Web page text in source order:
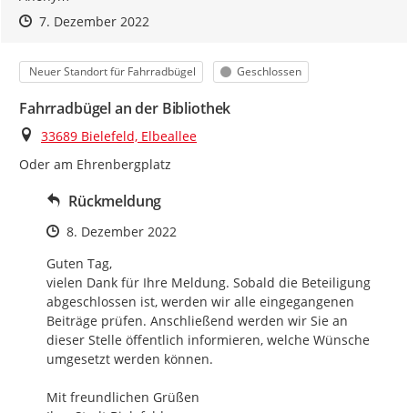
Zeitpunkt des Erstellens
Zeitpunkt des Erstellens
7. Dezember 2022Zur Äußerung
Kategorie
Neuer Standort für Fahrradbügel Status
Geschlossen
Fahrradbügel an der Bibliothek
Ort
33689 Bielefeld, Elbeallee
Oder am Ehrenbergplatz
Rückmeldung
Zeitpunkt des Erstellens
8. Dezember 2022
Guten Tag,
vielen Dank für Ihre Meldung. Sobald die Beteiligung
abgeschlossen ist, werden wir alle eingegangenen
Beiträge prüfen. Anschließend werden wir Sie an
dieser Stelle öffentlich informieren, welche Wünsche
umgesetzt werden können.
Mit freundlichen Grüßen